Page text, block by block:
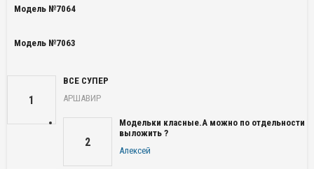
Модель №7064
Модель №7063
1
ВСЕ СУПЕР
АРШАВИР
2
Модельки класные.А можно по отдельности
выложить ?
Алексей